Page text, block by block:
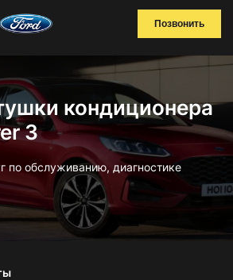
Позвонить
кондиционера
3
по обслуживанию, диагностике